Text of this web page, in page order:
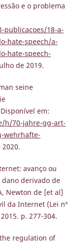
e o problema
18-a-
hate-speech/a-
hate-speech-
de 2019.
seine
em:
h/70-jahre-gg-art-
wehrhafte-
avanço ou
derivado de
Newton de [et al]
da Internet (Lei nº
p. 277-304.
regulation of